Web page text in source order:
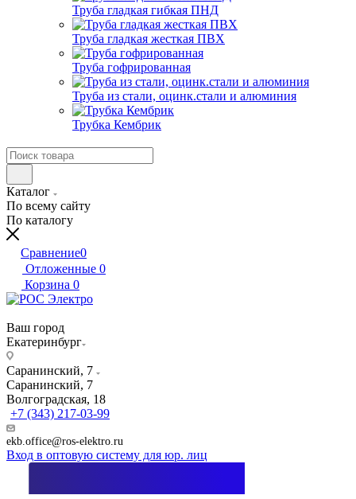
Труба гладкая гибкая ПНД
Труба гладкая жесткая ПВХ
Труба гофрированная
Труба из стали, оцинк.стали и алюминия
Трубка Кембрик
Каталог
По всему сайту
По каталогу
Сравнение0
Отложенные 0
Корзина 0
Ваш город
Екатеринбург
Саранинский, 7
Саранинский, 7
Волгоградская, 18
+7 (343) 217-03-99
ekb.office@ros-elektro.ru
Вход в оптовую систему для юр. лиц